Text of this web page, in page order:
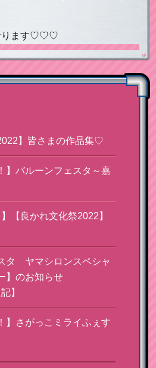
ります♡♡♡
】皆さまの作品集♡
】バルーンフェスタ～嘉
【良かれ文化祭2022】
タ ヤマシロンスペシャ
】のお知らせ
】
】さがっこミライふぇす